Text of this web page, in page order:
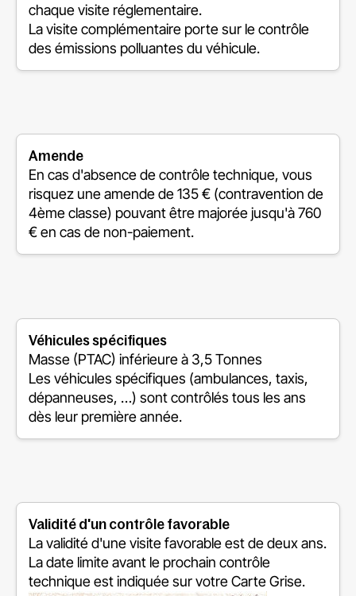
chaque visite réglementaire.
La visite complémentaire porte sur le contrôle
des émissions polluantes du véhicule.
Amende
En cas d'absence de contrôle technique, vous
risquez une amende de 135 € (contravention de
4ème classe) pouvant être majorée jusqu'à 760
€ en cas de non-paiement.
Véhicules spécifiques
Masse (PTAC) inférieure à 3,5 Tonnes
Les véhicules spécifiques (ambulances, taxis,
dépanneuses, …) sont contrôlés tous les ans
dès leur première année.
Validité d'un contrôle favorable
La validité d'une visite favorable est de deux ans.
La date limite avant le prochain contrôle
technique est indiquée sur votre Carte Grise.